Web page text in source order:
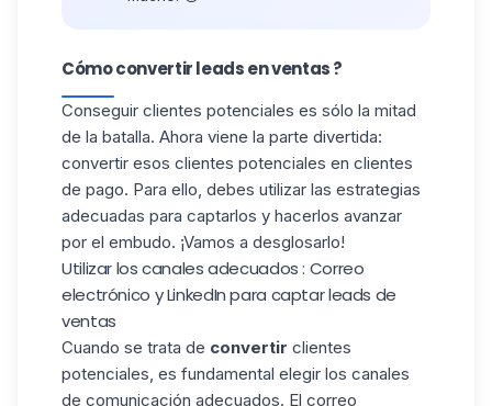
Cómo convertir leads en ventas​ ?
Conseguir clientes potenciales es sólo la mitad
de la batalla. Ahora viene la parte divertida:
convertir esos clientes potenciales en clientes
de pago. Para ello, debes utilizar las estrategias
adecuadas para captarlos y hacerlos avanzar
por el embudo. ¡Vamos a desglosarlo!
Utilizar los canales adecuados : Correo
electrónico y LinkedIn para captar leads de
ventas​
Cuando se trata de convertir clientes
potenciales, es fundamental elegir los canales
de comunicación adecuados. El correo